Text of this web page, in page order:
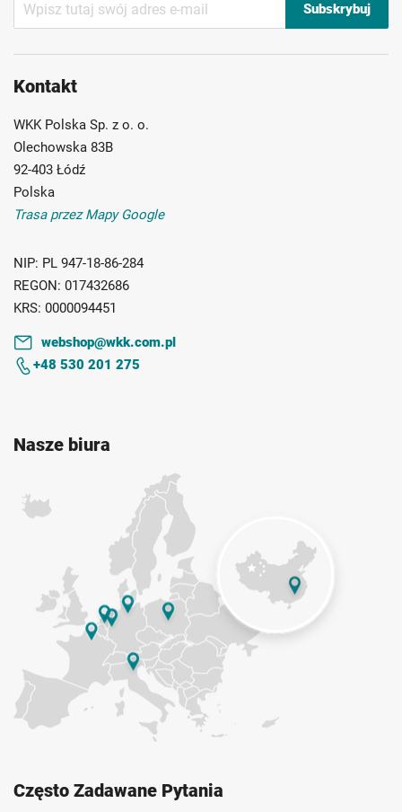
nasz
Subskrybuj
Kontakt
WKK Polska Sp. z o. o.
Olechowska 83B
92-403 Łódź
Polska
Trasa przez Mapy Google
NIP: PL 947-18-86-284
REGON: 017432686
KRS: 0000094451
webshop@wkk.com.pl
+48 530 201 275
Nasze biura
Często Zadawane Pytania